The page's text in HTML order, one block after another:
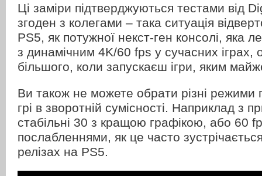
Ці заміри підтверджуються тестами від
згоден з колегами – така ситуація
PS5, як потужної некст-ген консолі, яка
з динамічним 4K/60 fps у сучасних іграх,
більшого, коли запускаєш ігри, яким
Ви також не можете обрати різні режими
грі в зворотній сумісності. Наприклад з
стабільні 30 з кращою графікою, або 60
послабленнями, як це часто
релізах на PS5.